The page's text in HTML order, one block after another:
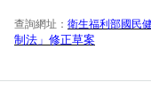
查詢網址： 衛生福利部國民
制法」修正草案